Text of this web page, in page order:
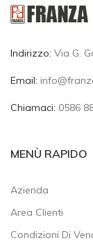
Indirizzo: Via G.
Email:
Chiamaci: 0586
MENÙ RAPIDO
Azienda
Area Clienti
Condizioni Di